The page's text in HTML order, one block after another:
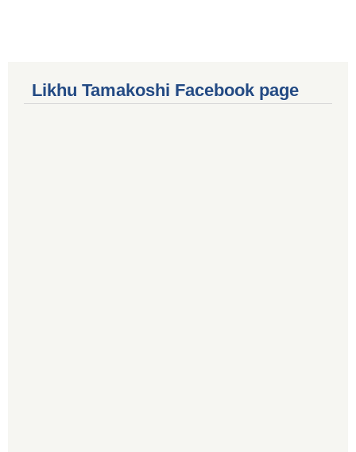
Likhu Tamakoshi Facebook page